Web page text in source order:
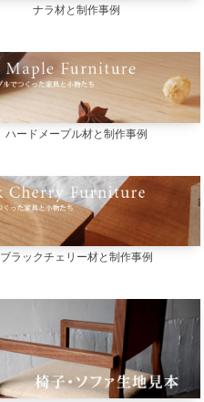
ナラ材と制作事例
ハードメープル材と制作事例
ブラックチェリー材と制作事例